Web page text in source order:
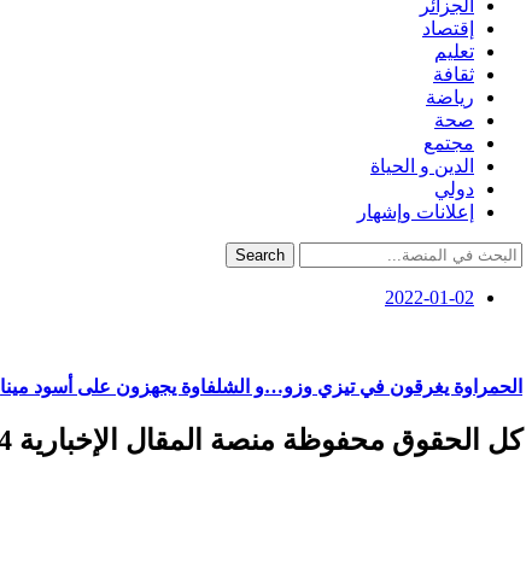
الجزائر
إقتصاد
تعليم
ثقافة
رياضة
صحة
مجتمع
الدين و الحياة
دولي
إعلانات وإشهار
Search
2022-01-02
الحمراوة يغرقون في تيزي وزو…و الشلفاوة يجهزون على أسود مينا
كل الحقوق محفوظة منصة المقال الإخبارية 2024 ©